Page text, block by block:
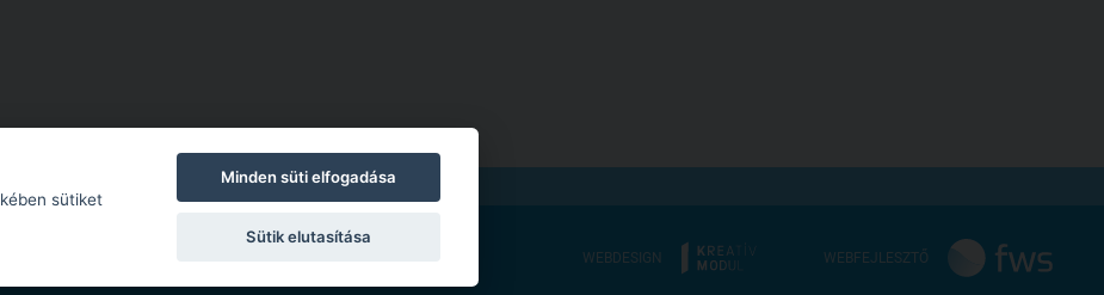
MODERÁLÁSI SZABÁLYZAT
WEBDESIGN WEBFEJLESZTŐ
sütiket
Minden süti elfogadása
Sütik elutasítása